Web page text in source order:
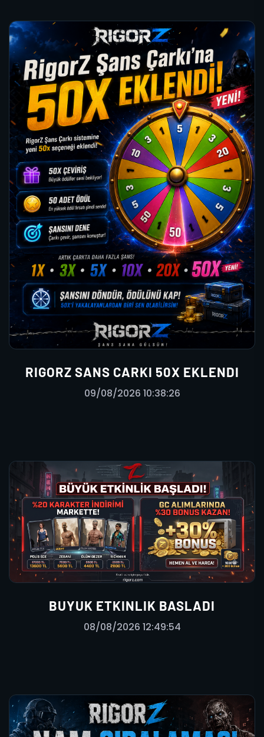
RIGORZ SANS CARKI 50X EKLENDI
09/08/2026 10:38:26
BUYUK ETKINLIK BASLADI
08/08/2026 12:49:54